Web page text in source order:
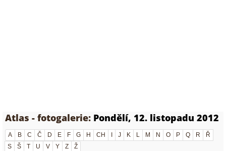
Atlas - fotogalerie: Pondělí, 12. listopadu 2012
A B C Č D E F G H CH J K L M N O P Q R
Ř
S
Š T U V Y Z Ž